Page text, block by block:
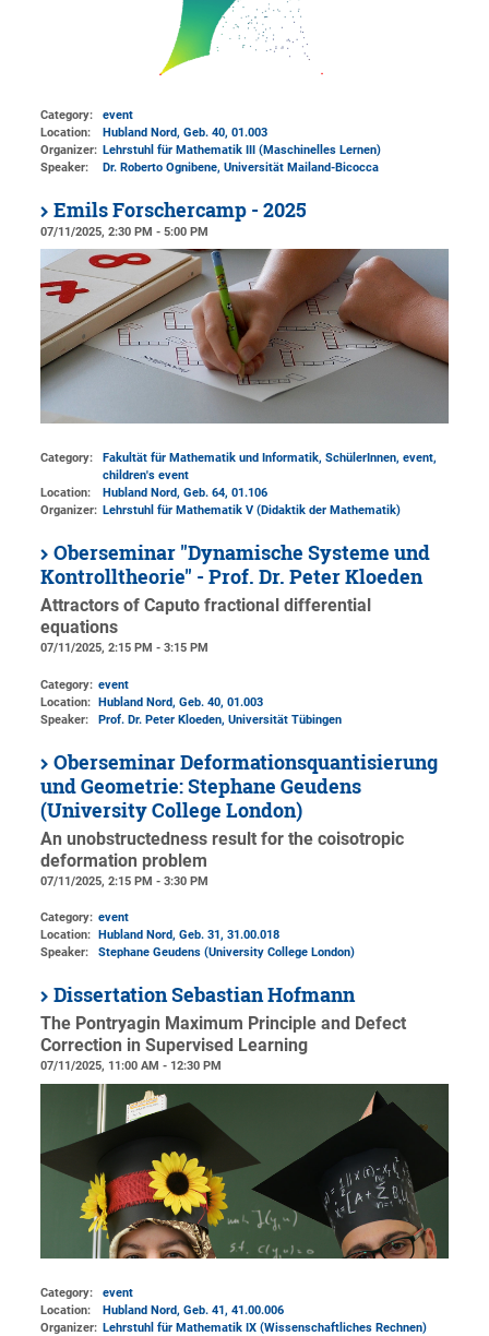
Category:
event
Location:
Hubland Nord, Geb. 40, 01.003
Organizer: Lehrstuhl für Mathematik III (Maschinelles Lernen)
Speaker:
Dr. Roberto Ognibene, Universität Mailand-Bicocca
Emils Forschercamp - 2025
07/11/2025, 2:30 PM - 5:00 PM
Category:
Fakultät für Mathematik und Informatik, SchülerInnen, event,
children's event
Location:
Hubland Nord, Geb. 64, 01.106
Organizer: Lehrstuhl für Mathematik V (Didaktik der Mathematik)
Oberseminar "Dynamische Systeme und
Kontrolltheorie" - Prof. Dr. Peter Kloeden
Attractors of Caputo fractional differential
equations
07/11/2025, 2:15 PM - 3:15 PM
Category: event
Location: Hubland Nord, Geb. 40, 01.003
Speaker:
Prof. Dr. Peter Kloeden, Universität Tübingen
Oberseminar Deformationsquantisierung
und Geometrie: Stephane Geudens
(University College London)
An unobstructedness result for the coisotropic
deformation problem
07/11/2025, 2:15 PM - 3:30 PM
Category: event
Location:
Hubland Nord, Geb. 31, 31.00.018
Speaker:
Stephane Geudens (University College London)
Dissertation Sebastian Hofmann
The Pontryagin Maximum Principle and Defect
Correction in Supervised Learning
07/11/2025, 11:00 AM - 12:30 PM
Category:
event
Location:
Hubland Nord, Geb. 41, 41.00.006
Organizer: Lehrstuhl für Mathematik IX (Wissenschaftliches Rechnen)